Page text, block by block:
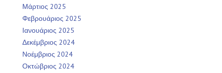
Μάρτιος 2025
Φεβρουάριος 2025
Ιανουάριος 2025
Δεκέμβριος 2024
Νοέμβριος 2024
Οκτώβριος 2024